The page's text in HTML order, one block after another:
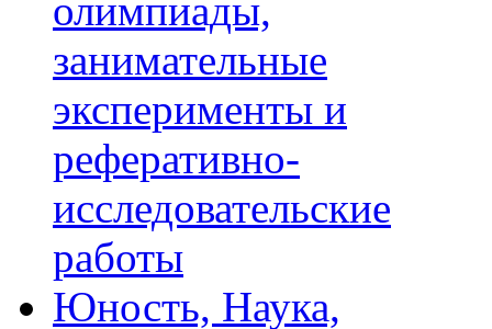
олимпиады,
занимательные
эксперименты и
реферативно-
исследовательские
работы
Юность, Наука,